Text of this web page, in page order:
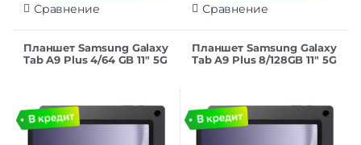
Сравнение Сравнение
Планшет Samsung Galaxy
Tab A9 Plus 4/64 GB 11″ 5G
Планшет Samsung Galaxy
Tab A9 Plus 8/128GB 11″ 5G